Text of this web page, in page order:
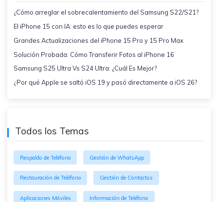
¿Cómo arreglar el sobrecalentamiento del Samsung S22/S21?
El iPhone 15 con IA: esto es lo que puedes esperar
Grandes Actualizaciones del iPhone 15 Pro y 15 Pro Max
Solución Probada: Cómo Transferir Fotos al iPhone 16
Samsung S25 Ultra Vs S24 Ultra: ¿Cuál Es Mejor?
¿Por qué Apple se saltó iOS 19 y pasó directamente a iOS 26?
Todos los Temas
Respaldo de Teléfono Gestión de WhatsApp
Restauración de Teléfono Gestión de Contactos
Aplicaciones Móviles Información de Teléfono